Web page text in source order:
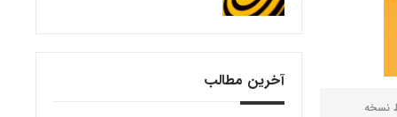
نسخه
آخرین مطالب